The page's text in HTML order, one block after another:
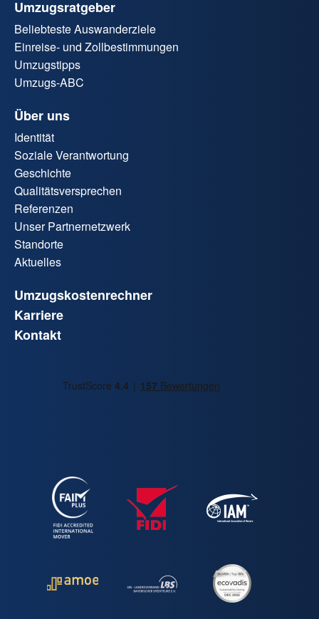
Umzugsratgeber
Beliebteste Auswanderziele
Einreise- und Zollbestimmungen
Umzugstipps
Umzugs-ABC
Über uns
Identität
Soziale Verantwortung
Geschichte
Qualitätsversprechen
Referenzen
Unser Partnernetzwerk
Standorte
Aktuelles
Umzugskostenrechner
Karriere
Kontakt